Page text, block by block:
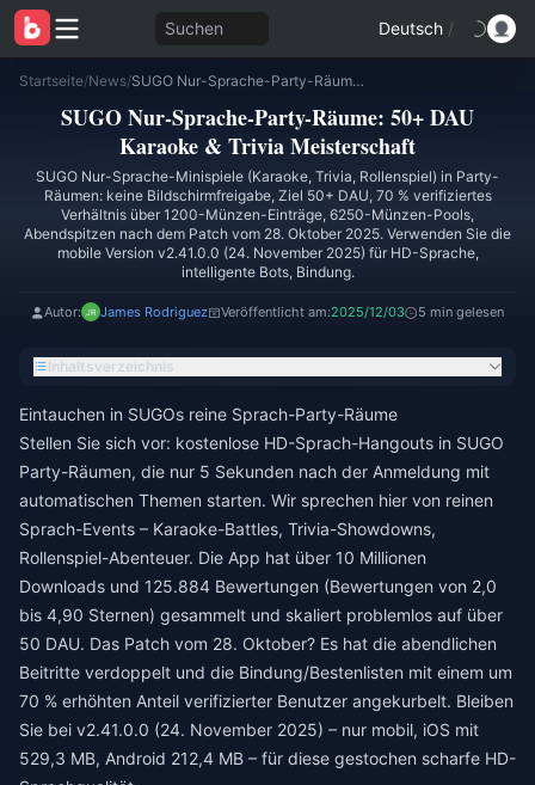
Suchen Deutsch /
Startseite/News/ SUGO Nur-Sprache-Party-Räume: 50+ DAU Karaoke & Trivia Meisterschaft
SUGO Nur-Sprache-Party-Räume: 50+ DAU
Karaoke & Trivia Meisterschaft
SUGO Nur-Sprache-Minispiele (Karaoke, Trivia, Rollenspiel) in Party-
Räumen: keine Bildschirmfreigabe, Ziel 50+ DAU, 70 % verifiziertes
Verhältnis über 1200-Münzen-Einträge, 6250-Münzen-Pools,
Abendspitzen nach dem Patch vom 28. Oktober 2025. Verwenden Sie die
mobile Version v2.41.0.0 (24. November 2025) für HD-Sprache,
intelligente Bots, Bindung.
Autor: James Rodriguez Veröffentlicht am:2025/12/03 5 min gelesen
Inhaltsverzeichnis
Eintauchen in SUGOs reine Sprach-Party-Räume
Stellen Sie sich vor: kostenlose HD-Sprach-Hangouts in SUGO
Party-Räumen, die nur 5 Sekunden nach der Anmeldung mit
automatischen Themen starten. Wir sprechen hier von reinen
Sprach-Events – Karaoke-Battles, Trivia-Showdowns,
Rollenspiel-Abenteuer. Die App hat über 10 Millionen
Downloads und 125.884 Bewertungen (Bewertungen von 2,0
bis 4,90 Sternen) gesammelt und skaliert problemlos auf über
50 DAU. Das Patch vom 28. Oktober? Es hat die abendlichen
Beitritte verdoppelt und die Bindung/Bestenlisten mit einem um
70 % erhöhten Anteil verifizierter Benutzer angekurbelt. Bleiben
Sie bei v2.41.0.0 (24. November 2025) – nur mobil, iOS mit
529,3 MB, Android 212,4 MB – für diese gestochen scharfe HD-